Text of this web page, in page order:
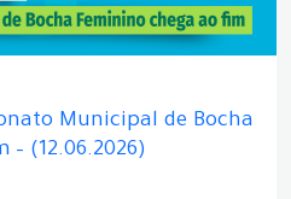
Municipal de Bocha
(12.06.2026)